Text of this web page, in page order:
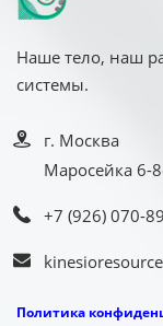
Наше тело, наш
системы.
г. Москва
Маросейка 6-
+7 (926) 070-
Политика